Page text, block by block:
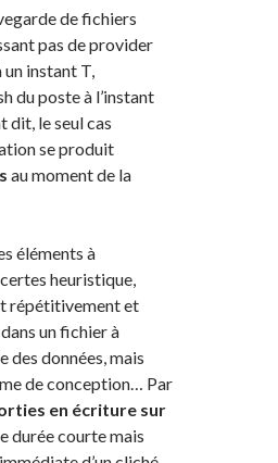
de fichiers
pas de provider
un instant T,
du poste à l’instant
dit, le seul cas
se produit
au moment de la
éléments à
heuristique,
répétitivement et
un fichier à
des données, mais
de conception… Par
en écriture sur
durée courte mais